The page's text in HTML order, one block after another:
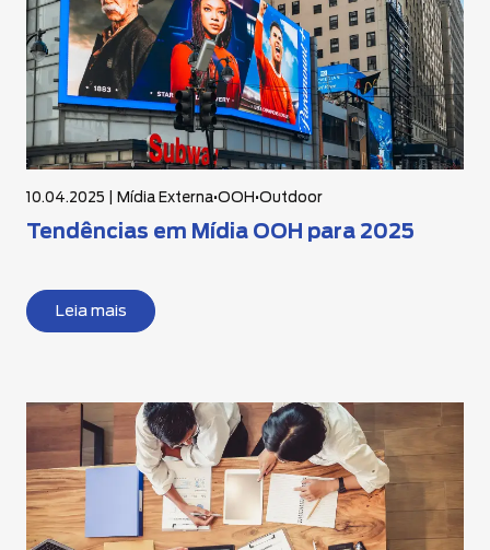
10.04.2025 | Mídia Externa•OOH •Outdoor
Tendências em Mídia OOH para 2025
Leia mais